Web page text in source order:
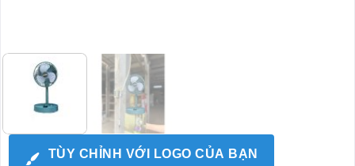
TÙY CHỈNH VỚI LOGO CỦA BẠN